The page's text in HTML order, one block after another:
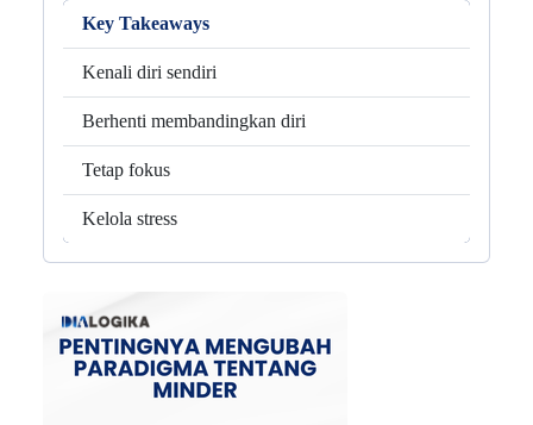
Key Takeaways
Kenali diri sendiri
Berhenti membandingkan diri
Tetap fokus
Kelola stress